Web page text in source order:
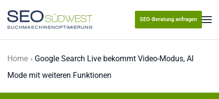
Skip to main content
SEO-Beratung anfragen
Home
Google Search Live bekommt Video-Modus, AI
Mode mit weiteren Funktionen